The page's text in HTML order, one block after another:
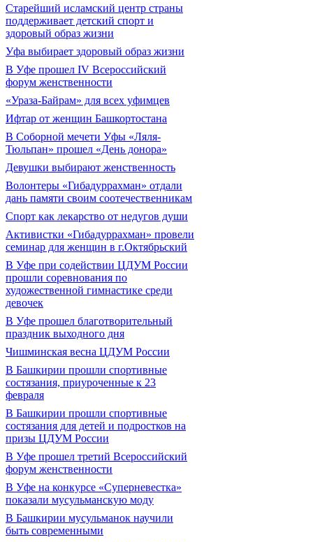
Старейший исламский центр страны
поддерживает детский спорт и
здоровый образ жизни
Уфа выбирает здоровый образ жизни
В Уфе прошел IV Всероссийский
форум женственности
«Ураза-Байрам» для всех уфимцев
Ифтар от женщин Башкортостана
В Соборной мечети Уфы «Ляля-
Тюльпан» прошел «День донора»
Девушки выбирают женственность
Волонтеры «Гибадуррахман» отдали
дань памяти своим соотечественникам
Спорт как лекарство от недугов души
Активистки «Гибадуррахман» провели
семинар для женщин в г.Октябрьский
В Уфе при содействии ЦДУМ России
прошли соревнования по
художественной гимнастике среди
девочек
В Уфе прошел благотворительный
праздник выходного дня
Чишминская весна ЦДУМ России
В Башкирии прошли спортивные
состязания, приуроченные к 23
февраля
В Башкирии прошли спортивные
состязания для детей и подростков на
призы ЦДУМ России
В Уфе прошел третий Всероссийский
форум женственности
В Уфе на конкурсе «Суперневестка»
показали мусульманскую моду
В Башкирии мусульманок научили
быть современными